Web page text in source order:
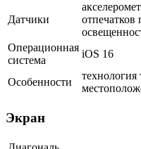
Датчики
отпечатков
Операционная
система
iOS 16
Особенности
технология
Экран